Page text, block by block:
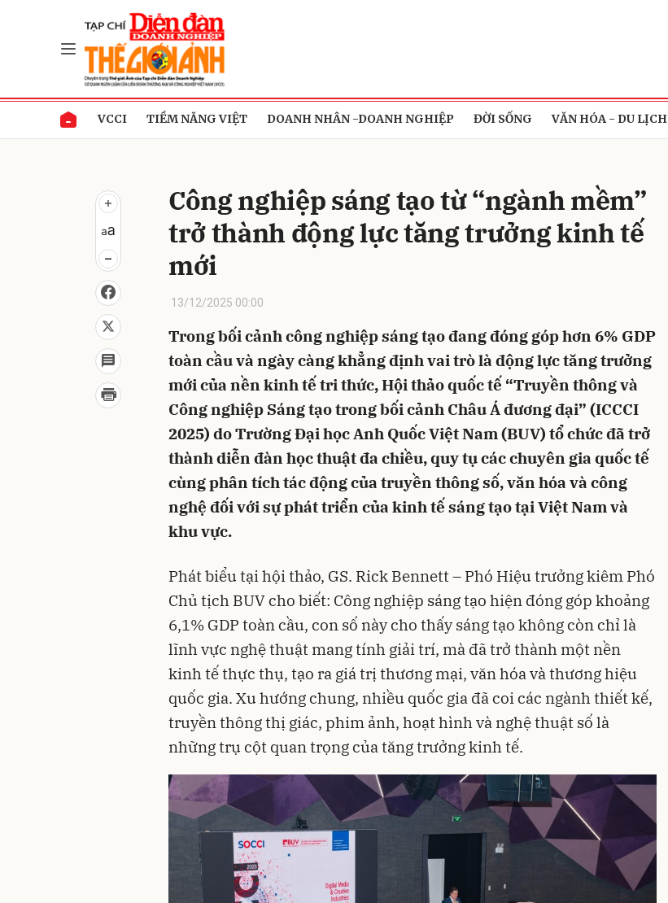
VCCI TIỀM NĂNG VIỆT DOANH NHÂN -DOANH NGHIỆP ĐỜI SỐNG VĂN HÓA - DU LỊCH
Công nghiệp sáng tạo từ “ngành mềm”
trở thành động lực tăng trưởng kinh tế
mới
13/12/2025 00:00
Trong bối cảnh công nghiệp sáng tạo đang đóng góp hơn 6% GDP
toàn cầu và ngày càng khẳng định vai trò là động lực tăng trưởng
mới của nền kinh tế tri thức, Hội thảo quốc tế “Truyền thông và
Công nghiệp Sáng tạo trong bối cảnh Châu Á đương đại” (ICCCI
2025) do Trường Đại học Anh Quốc Việt Nam (BUV) tổ chức đã trở
thành diễn đàn học thuật đa chiều, quy tụ các chuyên gia quốc tế
cùng phân tích tác động của truyền thông số, văn hóa và công
nghệ đối với sự phát triển của kinh tế sáng tạo tại Việt Nam và
khu vực.
Phát biểu tại hội thảo, GS. Rick Bennett – Phó Hiệu trưởng kiêm Phó
Chủ tịch BUV cho biết: Công nghiệp sáng tạo hiện đóng góp khoảng
6,1% GDP toàn cầu, con số này cho thấy sáng tạo không còn chỉ là
lĩnh vực nghệ thuật mang tính giải trí, mà đã trở thành một nền
kinh tế thực thụ, tạo ra giá trị thương mại, văn hóa và thương hiệu
quốc gia. Xu hướng chung, nhiều quốc gia đã coi các ngành thiết kế,
truyền thông thị giác, phim ảnh, hoạt hình và nghệ thuật số là
những trụ cột quan trọng của tăng trưởng kinh tế.